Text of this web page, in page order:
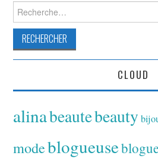
Rechercher :
CLOUD
alinabeautebeauty
modeblogueuse